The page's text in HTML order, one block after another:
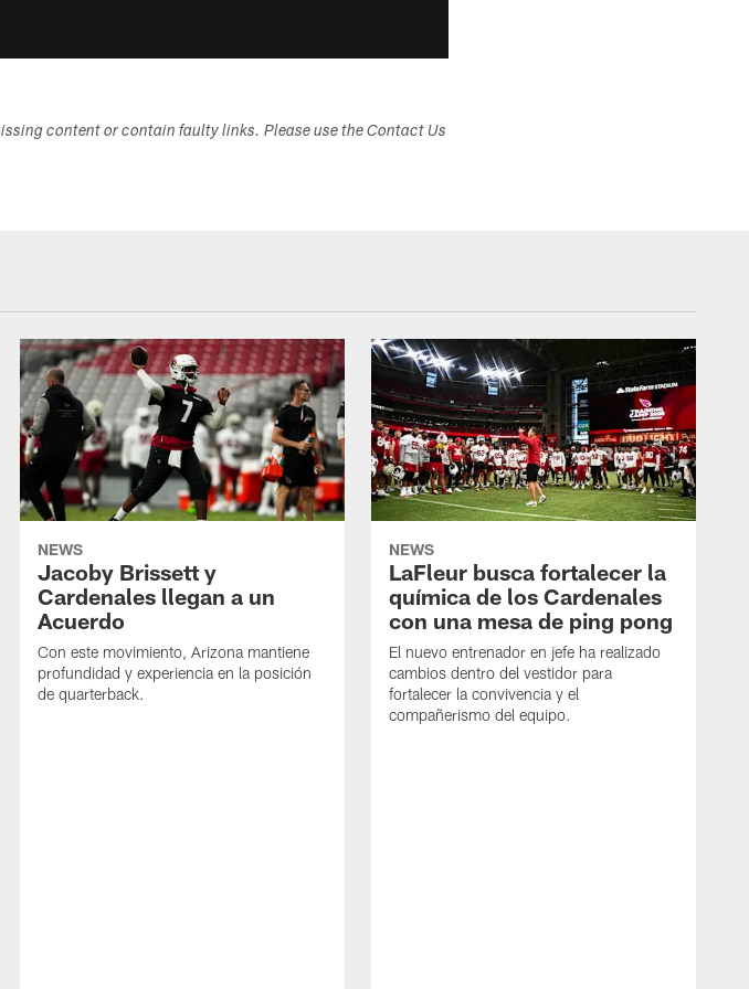
content or contain faulty links. Please use the Contact Us
NEWS
Jacoby Brissett y
Cardenales llegan a un
Acuerdo
Con este movimiento, Arizona mantiene
profundidad y experiencia en la posición
de quarterback.
NEWS
LaFleur busca fortalecer la
química de los Cardenales
con una mesa de ping pong
El nuevo entrenador en jefe ha realizado
cambios dentro del vestidor para
fortalecer la convivencia y el
compañerismo del equipo.